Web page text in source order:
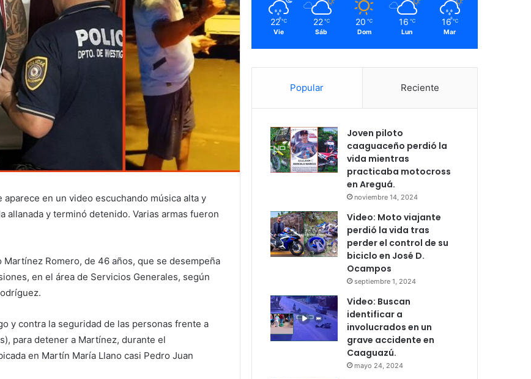
en un video escuchando música alta y
y terminó detenido. Varias armas fueron
Romero, de 46 años, que se desempeña
en el área de Servicios Generales, según
y contra la seguridad de las personas frente a
para detener a Martínez, durante el
en Martín María Llano casi Pedro Juan
22 ℃
Vie
22 ℃
Sáb
20 ℃
Dom
16 ℃
Lun
16 ℃
Mar
Popular Reciente
Joven piloto
caaguaceño perdió la
vida mientras
practicaba motocross
en Areguá.
noviembre 14, 2024
Video: Moto viajante
perdió la vida tras
perder el control de su
biciclo en José D.
Ocampos
septiembre 1, 2024
Video: Buscan
identificar a
involucrados en un
grave accidente en
Caaguazú.
mayo 24, 2024